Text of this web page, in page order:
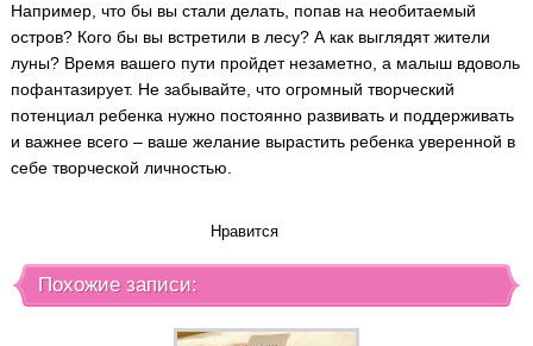
Например, что бы вы стали делать, попав на необитаемый
остров? Кого бы вы встретили в лесу? А как выглядят жители
луны? Время вашего пути пройдет незаметно, а малыш вдоволь
пофантазирует. Не забывайте, что огромный творческий
потенциал ребенка нужно постоянно развивать и поддерживать
и важнее всего – ваше желание вырастить ребенка уверенной в
себе творческой личностью.
Нравится
Похожие записи: